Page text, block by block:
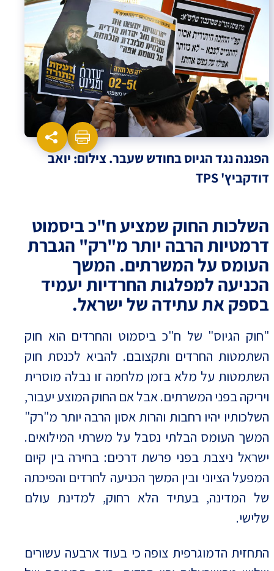
הפגנה נגד הגיוס בחודש שעבר. צילום: יואב
דודקביץ' TPS
השלכות החוק שמציע ח"כ ביסמוט
דרמטיות הרבה יותר מ"רק" הגברת
העומס על המשרתים. המשך
הכניעה למפלגות החרדיות יעמיד
בספק את עתידה של ישראל.
"חוק הגיוס" של ח"כ ביסמוט והחרדים הוא חוק
השתמטות החרדים ותקצובם. להביא לכנסת חוק
השתמטות על מלא בזמן מלחמה זו נבלה מוסרית
ויריקה בפני המשרתים. אבל אם החוק המוצע יעבור,
השלכותיו יהיו רחבות והרות אסון הרבה יותר מ"רק"
המשך העומס הבלתי נסבל על משרתי המילואים.
ישראל ניצבת בפני פרשת דרכים: בחירה בין קיום
המפעל הציוני ובין המשך הכניעה לחרדים והפיכתה
של המדינה, בעתיד הלא רחוק, למדינת עולם
שלישי.
התחזית הדמוגרפית צופה כי בעוד ארבעה עשורים